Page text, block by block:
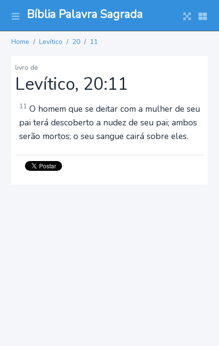
Bíblia Palavra Sagrada
Home Levítico 20 11
livro de
Levítico, 20:11
11 O homem que se deitar com a mulher de seu
pai terá descoberto a nudez de seu pai; ambos
serão mortos; o seu sangue cairá sobre eles.